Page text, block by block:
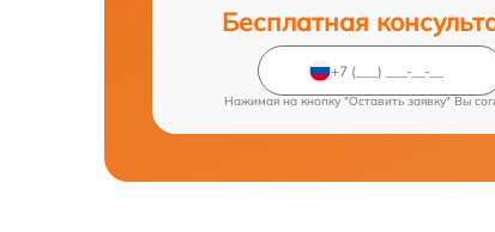
Бесплатная
Нажимая на кнопку "Оставить заявку" Вы